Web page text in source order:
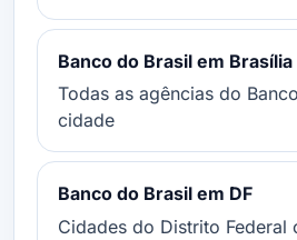
Banco do Brasil em Brasília
Todas as agências do
cidade
Banco do Brasil em DF
Cidades do Distrito Federal